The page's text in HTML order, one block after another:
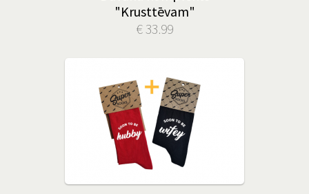
"Krusttēvam"
€ 33.99